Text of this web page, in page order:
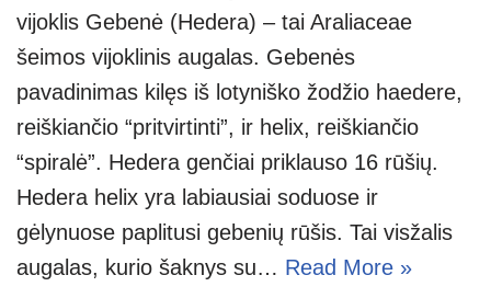
vijoklis Gebenė (Hedera) – tai Araliaceae
šeimos vijoklinis augalas. Gebenės
pavadinimas kilęs iš lotyniško žodžio haedere,
reiškiančio “pritvirtinti”, ir helix, reiškiančio
“spiralė”. Hedera genčiai priklauso 16 rūšių.
Hedera helix yra labiausiai soduose ir
gėlynuose paplitusi gebenių rūšis. Tai visžalis
augalas, kurio šaknys su… Read More »